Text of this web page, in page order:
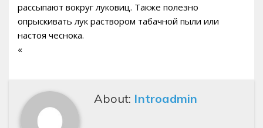
рассыпают вокруг луковиц. Также полезно
опрыскивать лук раствором табачной пыли или
настоя чеснока.
«
About: Introadmin